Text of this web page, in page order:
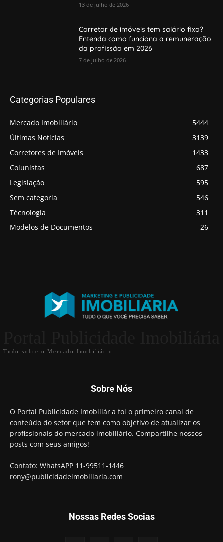
13 de julho de 2026
Corretor de imóveis tem salário fixo?
Entenda como funciona a remuneração
da profissão em 2026
7 de julho de 2026
Categorias Populares
Mercado Imobiliário
5444
Últimas Notícias
3139
Corretores de Imóveis
1433
Colunistas
687
Legislação
595
Sem categoria
546
Técnologia
311
Modelos de Documentos
26
Tudo sobre o Mercado Imobiliário
Sobre Nós
O Portal Publicidade Imobiliária foi o primeiro canal de
conteúdo do setor que tem como objetivo de atualizar os
profissionais do mercado imobiliário. Compartilhe nossos
posts com seus amigos!
Contato: WhatsAPP 11-99511-1446
rony@publicidadeimobiliaria.com
Nossas Redes Socias